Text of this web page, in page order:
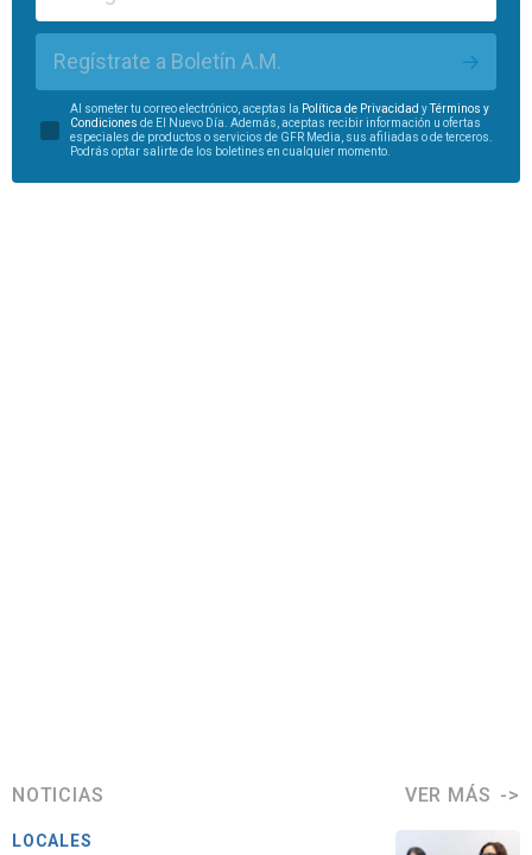
Regístrate a Boletín A.M.
Al someter tu correo electrónico, aceptas la Política de Privacidad y
Términos y
Condiciones de El Nuevo Día. Además, aceptas recibir información u ofertas
especiales de productos o servicios de GFR Media, sus afiliadas o de terceros.
Podrás optar salirte de los boletines en cualquier momento.
NOTICIAS VER MÁS
LOCALES